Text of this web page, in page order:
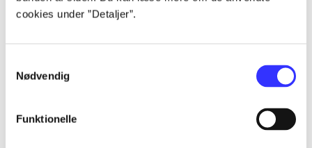
cookies under ”Detaljer”.
Nødvendig
Funktionelle
...
...